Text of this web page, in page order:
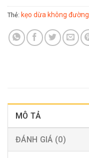
Thẻ: kẹo dừa không đường
MÔ TẢ
ĐÁNH GIÁ (0)